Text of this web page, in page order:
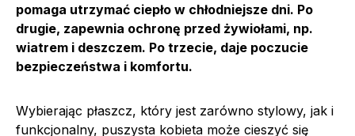
pomaga utrzymać ciepło w chłodniejsze dni. Po
drugie, zapewnia ochronę przed żywiołami, np.
wiatrem i deszczem. Po trzecie, daje poczucie
bezpieczeństwa i komfortu.
Wybierając płaszcz, który jest zarówno stylowy, jak i
funkcjonalny, puszysta kobieta może cieszyć się